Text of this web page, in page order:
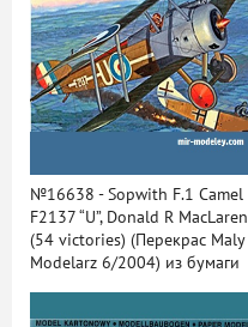
№16638 - Sopwith F.1 Camel
F2137 “U”, Donald R MacLaren
(54 victories) (Перекрас Maly
Modelarz 6/2004) из бумаги